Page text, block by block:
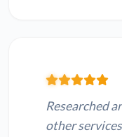
Researched
other